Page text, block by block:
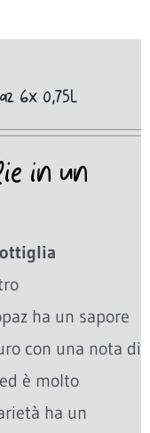
6x 0,75L
in un
ha un sapore
con una nota di
è molto
ha un